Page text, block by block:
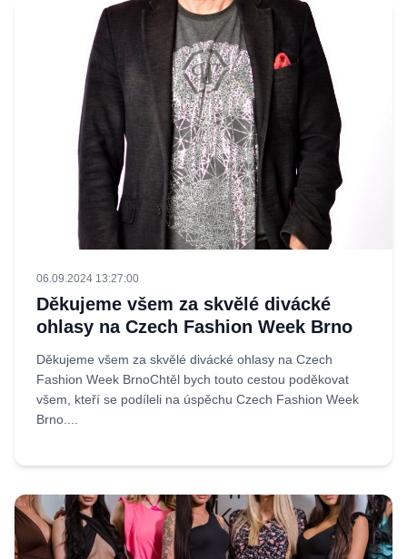
06.09.2024 13:27:00
Děkujeme všem za skvělé divácké
ohlasy na Czech Fashion Week Brno
Děkujeme všem za skvělé divácké ohlasy na Czech
Fashion Week BrnoChtěl bych touto cestou poděkovat
všem, kteří se podíleli na úspěchu Czech Fashion Week
Brno....